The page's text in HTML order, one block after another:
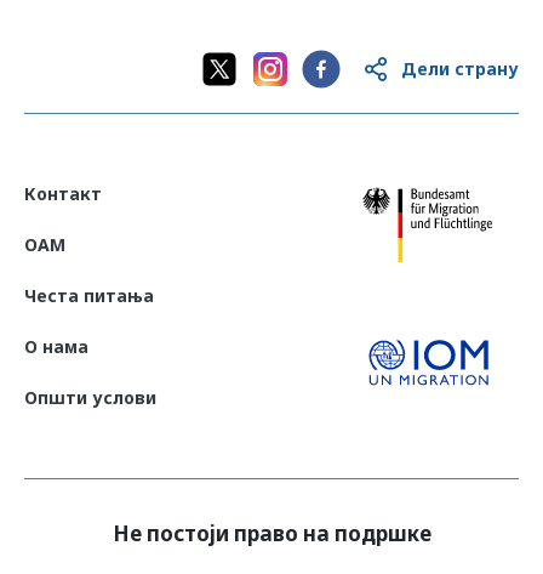
Дели страну
Контакт
OAM
Честа питања
О нама
Општи услови
Не постоји право на подршке